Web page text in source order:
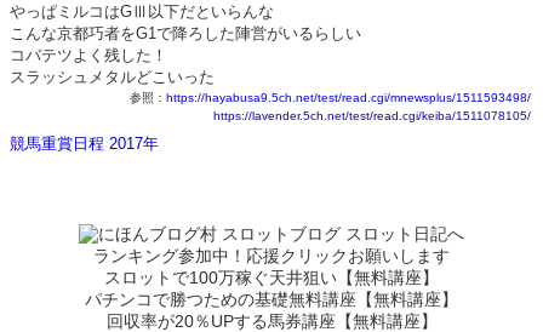
やっぱミルコはGⅢ以下だといらんな
こんな京都巧者をG1で降ろした陣営がいるらしい
コバテツよく残した！
スラッシュメタルどこいった
参照： https://hayabusa9.5ch.net/test/read.cgi/mnewsplus/1511593498/
https://lavender.5ch.net/test/read.cgi/keiba/1511078105/
競馬重賞日程 2017年
ランキング参加中！応援クリックお願いします
スロットで100万稼ぐ天井狙い【無料講座】
パチンコで勝つための基礎無料講座【無料講座】
回収率が20％UPする馬券講座【無料講座】